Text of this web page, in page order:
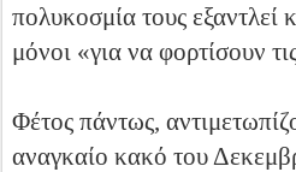
πολυκοσμία τους εξαντλεί
μόνοι «για να φορτίσουν
Φέτος πάντως,
αναγκαίο κακό του